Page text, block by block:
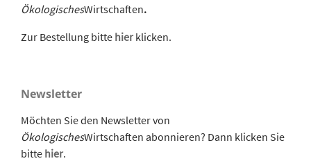
ÖkologischesWirtschaften.
Zur Bestellung bitte hier klicken.
Newsletter
Möchten Sie den Newsletter von
ÖkologischesWirtschaften abonnieren? Dann klicken Sie
bitte hier.